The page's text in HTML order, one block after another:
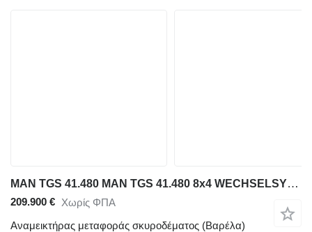
MAN TGS 41.480 MAN TGS 41.480 8x4 WECHSELSYSTEM KIPPER+MISCHER
209.900 € Χωρίς ΦΠΑ
Αναμεικτήρας μεταφοράς σκυροδέματος (Βαρέλα)